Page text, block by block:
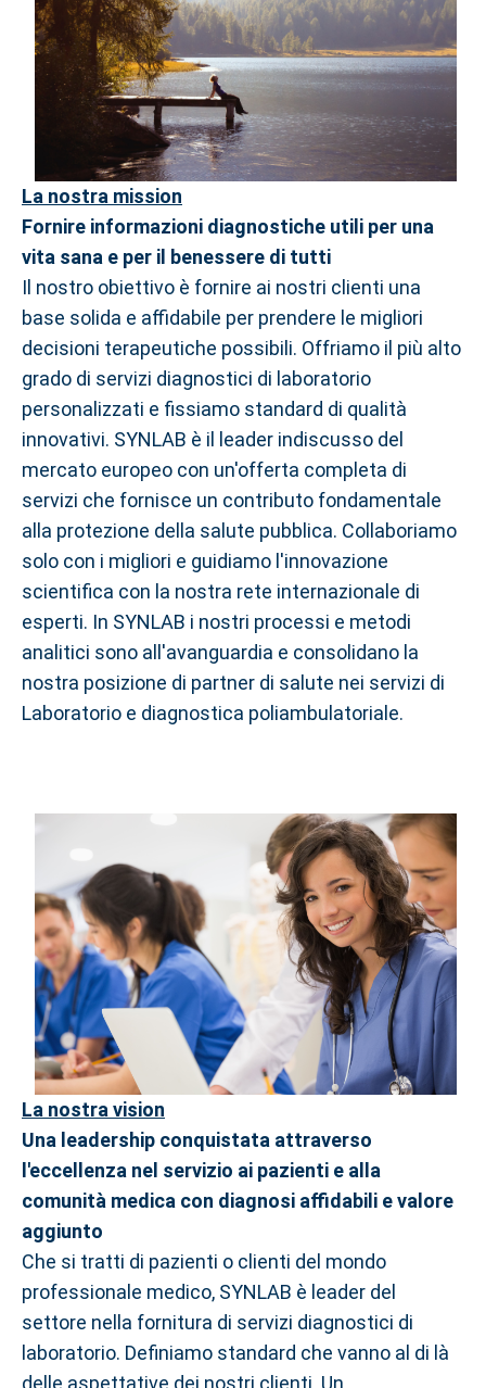
La nostra mission
Fornire informazioni diagnostiche utili per una
vita sana e per il benessere di tutti
Il nostro obiettivo è fornire ai nostri clienti una
base solida e affidabile per prendere le migliori
decisioni terapeutiche possibili. Offriamo il più alto
grado di servizi diagnostici di laboratorio
personalizzati e fissiamo standard di qualità
innovativi. SYNLAB è il leader indiscusso del
mercato europeo con un'offerta completa di
servizi che fornisce un contributo fondamentale
alla protezione della salute pubblica. Collaboriamo
solo con i migliori e guidiamo l'innovazione
scientifica con la nostra rete internazionale di
esperti. In SYNLAB i nostri processi e metodi
analitici sono all'avanguardia e consolidano la
nostra posizione di partner di salute nei servizi di
Laboratorio e diagnostica poliambulatoriale.
La nostra vision
Una leadership conquistata attraverso
l'eccellenza nel servizio ai pazienti e alla
comunità medica con diagnosi affidabili e valore
aggiunto
Che si tratti di pazienti o clienti del mondo
professionale medico, SYNLAB è leader del
settore nella fornitura di servizi diagnostici di
laboratorio. Definiamo standard che vanno al di là
delle aspettative dei nostri clienti. Un